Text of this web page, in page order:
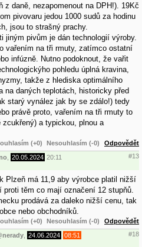
z daně, nezapomenout na DPH!). 19Kč
pivovaru jedou 1000 sudů za hodinu
jsou to strašný prachy.
jiným pivům je dán technologií výroby.
vařením na tři rmuty, zatímco ostatní
infúzně. Nutno podoknout, že vařit
pohledu úplná kravina,
takže z hlediska optimálního
na daných teplotách, historicky před
starý vynález jak by se zdálo!) tedy
právě proto, vařením na tři rmuty to
a typickou, plnou a
(+0) Nesouhlasím (-0) Odpovědět
20.05.2024 20:11 #13
Plzeň má 11,9 aby výrobce platil nižší
těm co mají označení 12 stupňů.
prodává za daleko nižší cenu, tak
nebo obchodníků.
(+0) Nesouhlasím (-0) Odpovědět
nerady 24.06.2024 08:51 #18